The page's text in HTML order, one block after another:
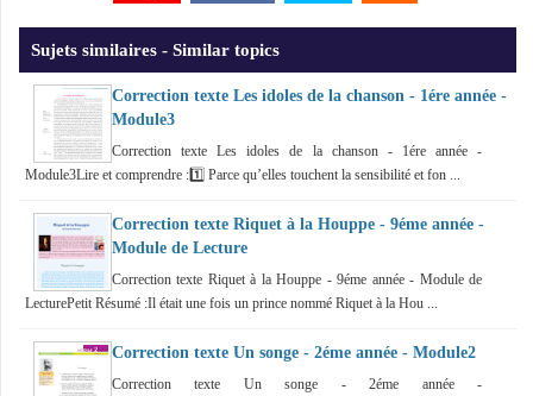
Sujets similaires - Similar topics
Correction texte Les idoles de la chanson - 1ére année -
Module3
Correction texte Les idoles de la chanson - 1ére année -
Module3Lire et comprendre :1️⃣ Parce qu’elles touchent la sensibilité et fon ...
Correction texte Riquet à la Houppe - 9éme année -
Module de Lecture
Correction texte Riquet à la Houppe - 9éme année - Module de
LecturePetit Résumé :Il était une fois un prince nommé Riquet à la Hou ...
Correction texte Un songe - 2éme année - Module2
Correction texte Un songe - 2éme année -